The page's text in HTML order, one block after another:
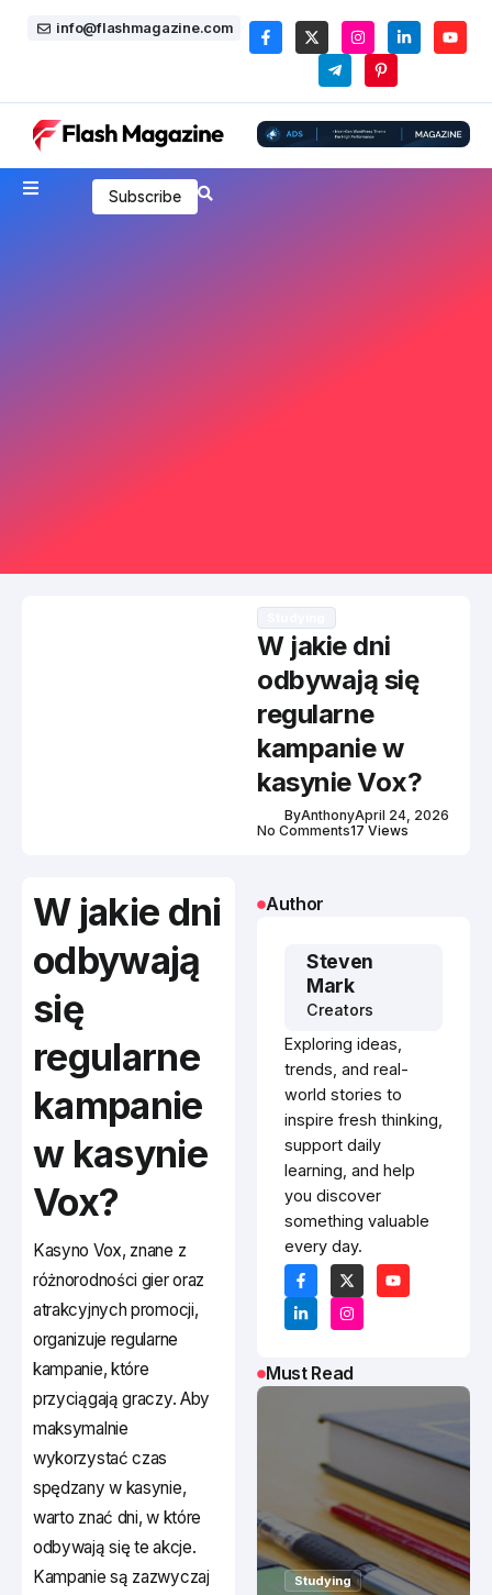
info@flashmagazine.com
Subscribe
W jakie dni
odbywają się
regularne
kampanie w
kasynie Vox?
ByAnthonyApril 24, 2026
No Comments17 Views
W jakie dni
odbywają
się
regularne
kampanie
w kasynie
Vox?
Kasyno Vox, znane z
różnorodności gier oraz
atrakcyjnych promocji,
organizuje regularne
kampanie, które
przyciągają graczy. Aby
maksymalnie
wykorzystać czas
spędzany w kasynie,
warto znać dni, w które
odbywają się te akcje.
Kampanie są zazwyczaj
Author
Steven
Mark
Creators
Exploring ideas,
trends, and real-
world stories to
inspire fresh thinking,
support daily
learning, and help
you discover
something valuable
every day.
Must Read
Studying